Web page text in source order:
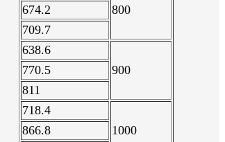
800
674.2
709.7
638.6
900
770.5
811
718.4
1000
866.8